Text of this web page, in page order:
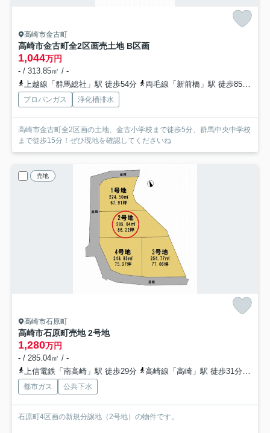
高崎市金古町
高崎市金古町全2区画売土地 B区画
1,044万円
- / 313.85㎡ / -
上越線「群馬総社」駅 徒歩54分
両毛線「新前橋」駅 徒歩85分
プロパンガス 浄化槽排水
高崎市金古町全2区画の土地、金古小学校まで徒歩5分、群馬中央中学校
まで徒歩15分！ぜひ現地を確認してくださいね
売地
高崎市石原町
高崎市石原町売地 2号地
1,280万円
- / 285.04㎡ / -
上信電鉄「南高崎」駅 徒歩29分
高崎線「高崎」駅 徒歩31分
都市ガス 公共下水
石原町4区画の新規分譲地（2号地）の物件です。